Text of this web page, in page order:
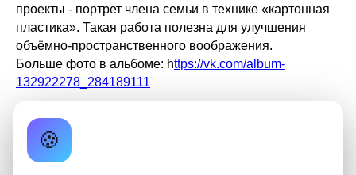
проекты - портрет члена семьи в технике «картонная
пластика». Такая работа полезна для улучшения
объёмно-пространственного воображения.
Больше фото в альбоме: https://vk.com/album-
132922278_284189111
Проект
Технопредки
🍪